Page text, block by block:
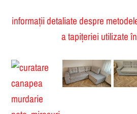
informații detaliate despre
a tapițeriei utilizate